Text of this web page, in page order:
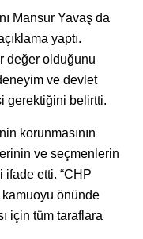
Mansur Yavaş da
yaptı.
değer olduğunu
ve devlet
gerektiğini belirtti.
korunmasının
ve seçmenlerin
ifade etti. “CHP
önünde
için tüm taraflara